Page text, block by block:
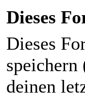
Dieses
Dieses
deinen